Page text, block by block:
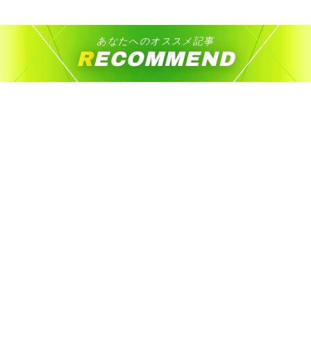
あなたへのオススメ記事
RECOMMEND